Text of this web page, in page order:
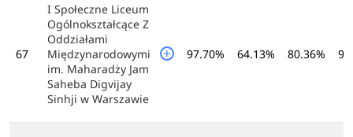
67
I Społeczne Liceum
Ogólnokształcące Z
Oddziałami
Międzynarodowymi
im. Maharadży Jam
Saheba Digvijay
Sinhji w Warszawie
97.70% 64.13% 80.36%